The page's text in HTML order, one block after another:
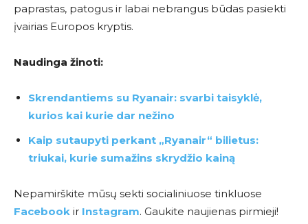
paprastas, patogus ir labai nebrangus būdas pasiekti
įvairias Europos kryptis.
Naudinga žinoti:
Skrendantiems su Ryanair: svarbi taisyklė,
kurios kai kurie dar nežino
Kaip sutaupyti perkant „Ryanair“ bilietus:
triukai, kurie sumažins skrydžio kainą
Nepamirškite mūsų sekti socialiniuose tinkluose
Facebook ir Instagram. Gaukite naujienas pirmieji!